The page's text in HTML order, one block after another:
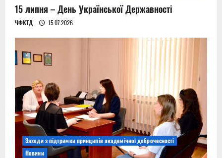
15 липня – День Української Державності
ЧФКТД 15.07.2026
Заходи з підтримки принципів академічної доброчесності
Новини